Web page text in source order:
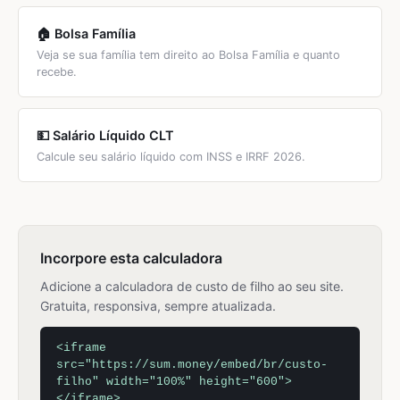
🏠 Bolsa Família
Veja se sua família tem direito ao Bolsa Família e quanto
recebe.
💵 Salário Líquido CLT
Calcule seu salário líquido com INSS e IRRF 2026.
Incorpore esta calculadora
Adicione a calculadora de custo de filho ao seu site.
Gratuita, responsiva, sempre atualizada.
<iframe
src="https://sum.money/embed/br/custo-
filho" width="100%" height="600">